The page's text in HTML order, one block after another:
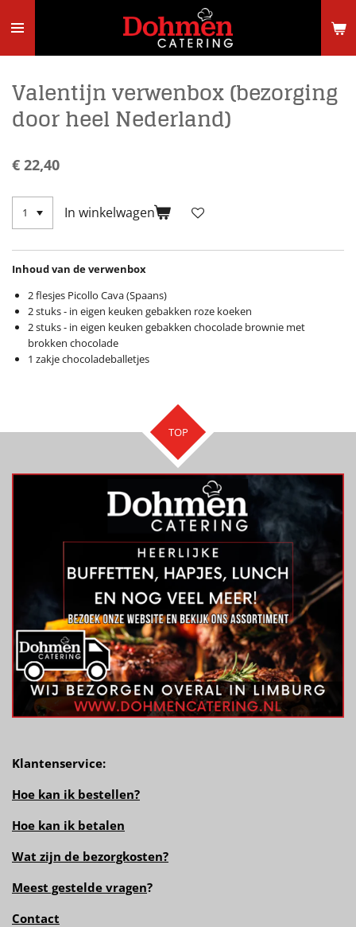
direct
Valentijn verwenbox (bezorging
door heel Nederland)
€ 22,40
In winkelwagen
Inhoud van de verwenbox
2 flesjes Picollo Cava (Spaans)
2 stuks - in eigen keuken gebakken roze koeken
2 stuks - in eigen keuken gebakken chocolade brownie met
brokken chocolade
1 zakje chocoladeballetjes
TOP
Klantenservice:
Hoe kan ik bestellen?
Hoe kan ik betalen
Wat zijn de bezorgkosten?
Meest gestelde vragen?
Contact